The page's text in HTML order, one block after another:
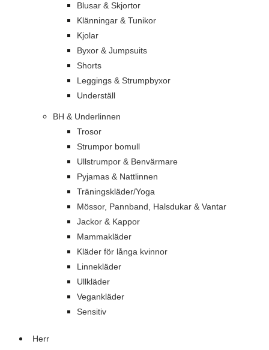
Blusar & Skjortor
Klänningar & Tunikor
Kjolar
Byxor & Jumpsuits
Shorts
Leggings & Strumpbyxor
Underställ
BH & Underlinnen
Trosor
Strumpor bomull
Ullstrumpor & Benvärmare
Pyjamas & Nattlinnen
Träningskläder/Yoga
Mössor, Pannband, Halsdukar & Vantar
Jackor & Kappor
Mammakläder
Kläder för långa kvinnor
Linnekläder
Ullkläder
Vegankläder
Sensitiv
Herr